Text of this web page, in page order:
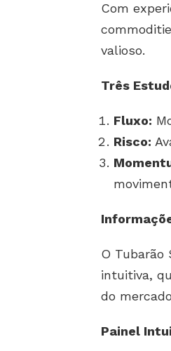
Com
valioso.
Três
Fluxo:
Risco:
O Tubarão
intuitiva,
do
Painel